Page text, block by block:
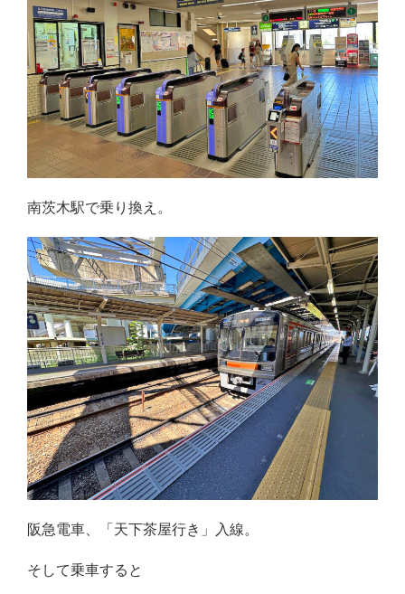
南茨木駅で乗り換え。
阪急電車、「天下茶屋行き」入線。
そして乗車すると